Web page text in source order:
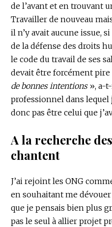
de l’avant et en trouvant
Travailler de nouveau
il n’y avait aucune issue,
de la défense des droits
le code du travail de ses
devait être forcément
de bonnes intentions», a-
professionnel dans lequel
donc pas être celui que
A la recherche
chantent
J’ai rejoint les ONG
en souhaitant me
que je pensais bien plus
pas le seul à allier projet